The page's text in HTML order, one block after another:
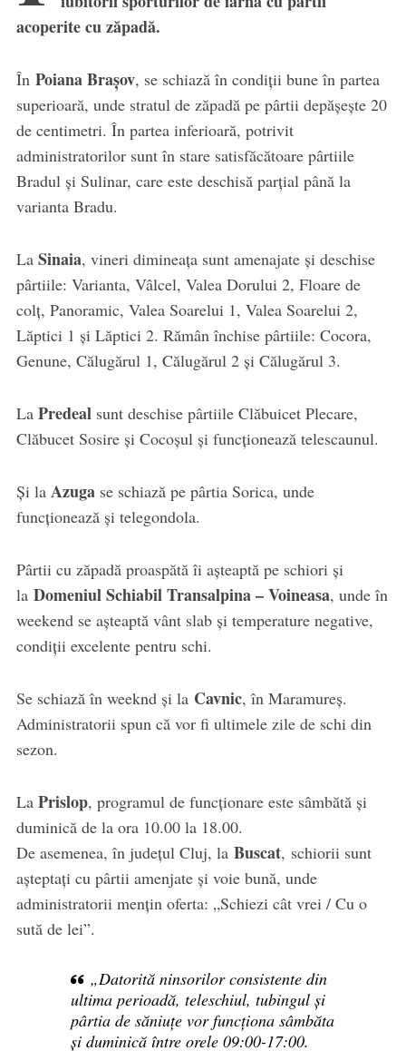
acoperite cu zăpadă.
În Poiana Brașov, se schiază în condiții bune în partea
superioară, unde stratul de zăpadă pe pârtii depășește 20
de centimetri. În partea inferioară, potrivit
administratorilor sunt în stare satisfăcătoare pârtiile
Bradul și Sulinar, care este deschisă parțial până la
varianta Bradu.
La Sinaia, vineri dimineața sunt amenajate și deschise
pârtiile: Varianta, Vâlcel, Valea Dorului 2, Floare de
colț, Panoramic, Valea Soarelui 1, Valea Soarelui 2,
Lăptici 1 și Lăptici 2. Rămân închise pârtiile: Cocora,
Genune, Călugărul 1, Călugărul 2 și Călugărul 3.
La Predealsunt deschise pârtiile Clăbuicet Plecare,
Clăbucet Sosire și Cocoșul și funcționează telescaunul.
Și la Azugase schiază pe pârtia Sorica, unde
funcționează și telegondola.
Pârtii cu zăpadă proaspătă îi așteaptă pe schiori și
la Domeniul Schiabil Transalpina – Voineasa, unde în
weekend se așteaptă vânt slab și temperature negative,
condiții excelente pentru schi.
Se schiază în weeknd și la Cavnic, în Maramureș.
Administratorii spun că vor fi ultimele zile de schi din
sezon.
La Prislop, programul de funcționare este sâmbătă și
duminică de la ora 10.00 la 18.00.
De asemenea, în județul Cluj, la Buscat, schiorii sunt
așteptați cu pârtii amenjate și voie bună, unde
administratorii mențin oferta: „Schiezi cât vrei / Cu o
sută de lei”.
„Datorită ninsorilor consistente din
ultima perioadă, teleschiul, tubingul și
pârtia de săniuțe vor funcționa sâmbăta
și duminică între orele 09:00-17:00.